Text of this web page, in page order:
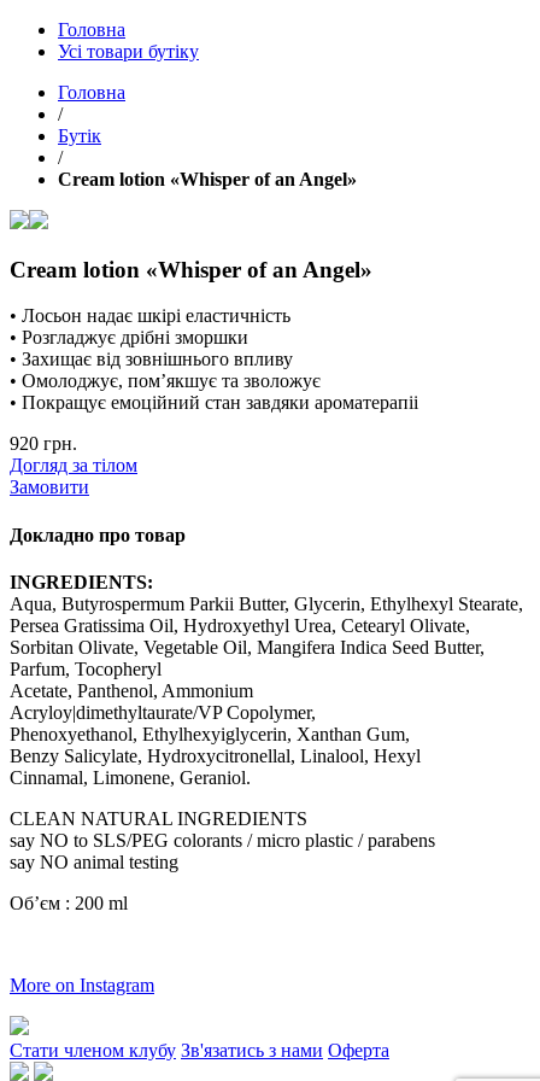
Головна
Усі товари бутіку
Головна
/
Бутік
/
Cream lotion «Whisper of an Angel»
Cream lotion «Whisper of an Angel»
• Лосьон надає шкірі еластичність
• Розгладжує дрібні зморшки
• Захищає від зовнішнього впливу
• Омолоджує, пом’якшує та зволожує
• Покращує емоційний стан завдяки ароматерапіі
920 грн.
Догляд за тілом
Замовити
Докладно про товар
INGREDIENTS:
Aqua, Butyrospermum Parkii Butter, Glycerin, Ethylhexyl Stearate,
Persea Gratissima Oil, Hydroxyethyl Urea, Cetearyl Olivate,
Sorbitan Olivate, Vegetable Oil, Mangifera Indica Seed Butter,
Parfum, Tocopheryl
Acetate, Panthenol, Ammonium
Acryloy|dimethyltaurate/VP Copolymer,
Phenoxyethanol, Ethylhexyiglycerin, Xanthan Gum,
Benzy Salicylate, Hydroxycitronellal, Linalool, Hexyl
Cinnamal, Limonene, Geraniol.
CLEAN NATURAL INGREDIENTS
say NO to SLS/PEG colorants / micro plastic / parabens
say NO animal testing
Обʼєм : 200 ml
More on Instagram
Стати членом клубу Зв'язатись з нами Оферта